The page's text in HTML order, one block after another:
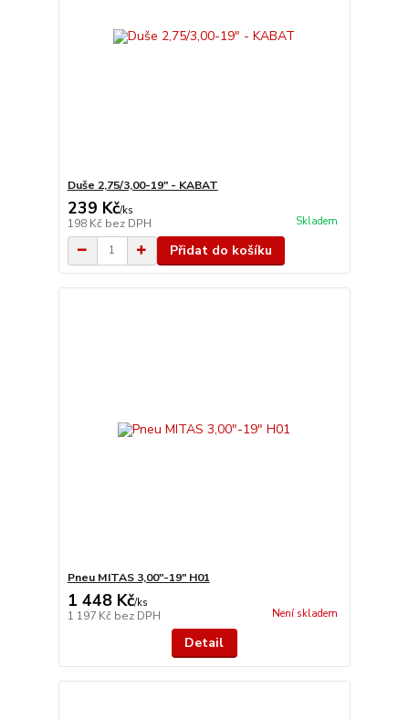
Duše 2,75/3,00-19" - KABAT
239 Kč/ks
198 Kč bez DPH Skladem
Přidat do košíku
Pneu MITAS 3,00"-19" H01
1 448 Kč/ks
1 197 Kč bez DPH Není skladem
Detail